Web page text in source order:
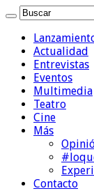
Actualidad
Entrevistas
Eventos
Multimedia
Teatro
Cine
Más
Contacto